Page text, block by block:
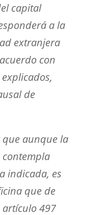
capital
a la
extranjera
con
de
que aunque la
indicada, es
que de
497